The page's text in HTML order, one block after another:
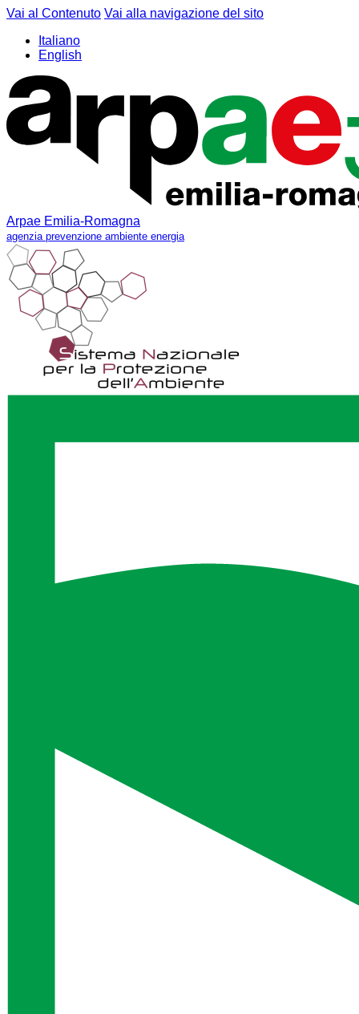
Vai al Contenuto Vai alla navigazione del sito
Italiano
English
Arpae Emilia-Romagna
agenzia prevenzione ambiente energia